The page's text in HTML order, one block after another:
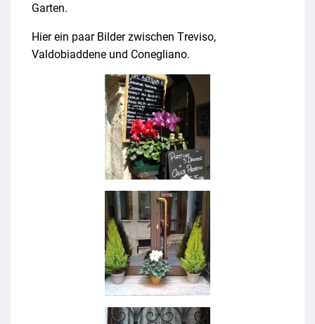
Garten.
Hier ein paar Bilder zwischen Treviso,
Valdobiaddene und Conegliano.